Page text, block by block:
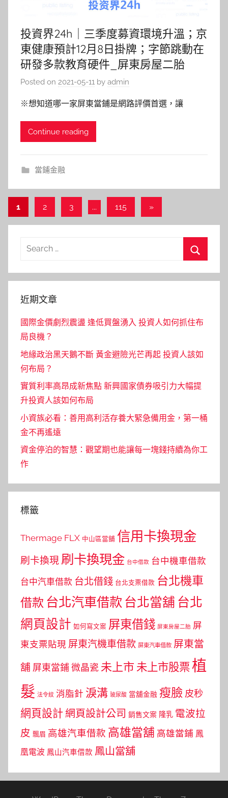
投資界24h｜三季度募資環境升溫；京
東健康預計12月8日掛牌；字節跳動在
研發多款教育硬件_屏東房屋二胎
Posted on 2021-05-11 by admin
※想知道哪一家屏東當鋪是網路評價首選，讓
Continue reading
當鋪金融
文
章
1 2 3 ... 115
Next
»
Search
近期文章
國際金價劇烈震盪 逢低買盤湧入 投資人如何抓住布
局良機？
地緣政治黑天鵝不斷 黃金避險光芒再起 投資人該如
何布局？
實質利率高昂成新焦點 新興國家債券吸引力大幅提
升投資人該如何布局
小資族必看：善用高利活存養大緊急備用金，第一桶
金不再遙遠
資金停泊的智慧：觀望期也能讓每一塊錢持續為你工
作
標籤
Thermage FLX 中山區當舖 信用卡換現金
刷卡換現 刷卡換現金 台中借款 台中機車借款
台中汽車借款 台北借錢 台北支票借款 台北機車
借款 台北汽車借款 台北當舖 台北
網頁設計 如何寫文案 屏東借錢 屏東房屋二胎 屏
東支票貼現 屏東汽機車借款 屏東汽車借款 屏東當
舖 屏東當鋪 微晶瓷 未上市 未上市股票植
髮 法令紋 消脂針 淚溝 玻尿酸 當舖金融 瘦臉 皮秒
網頁設計 網頁設計公司 銷售文案 隆乳 電波拉
皮 飄眉 高雄汽車借款 高雄當舖 高雄當鋪 鳳
凰電波 鳳山汽車借款 鳳山當舖